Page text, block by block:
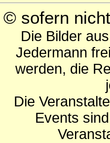
© sofern
Die Bilder
Jedermann
werden, die
Die
Events